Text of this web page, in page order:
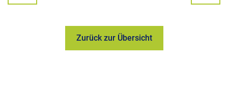
Zurück zur Übersicht